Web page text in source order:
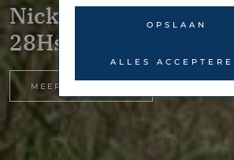
Nickeriestraat
28Hs+I – Amsterdam
MEER INFORMATIE
OPSLAAN
ALLES